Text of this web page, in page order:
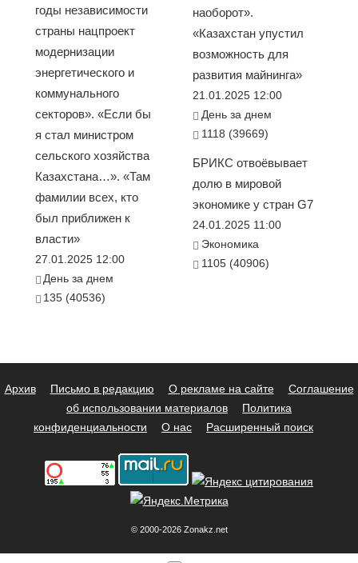
годы независимости
страны нацпроект
модернизации
энергетического и
коммунального
секторов». «Если бы
я стал министром
сельского хозяйства
Казахстана…». «Там
фамилии всех, кто
был приближен к
власти»
27.01.2025 12:00
День за днем
135 (40536)
наоборот».
«Казахстан упустил
возможность для
развития майнинга»
21.01.2025 12:00
День за днем
1118 (39669)
БРИКС отвоёвывает
долю в мировой
экономике у стран G7
24.01.2025 11:00
Экономика
1105 (40906)
Архив Письмо в редакцию О рекламе на сайте
Соглашение
об использовании материалов
Политика
конфиденциальности
О нас Расширенный поиск
© 2000-2026 Zonakz.net